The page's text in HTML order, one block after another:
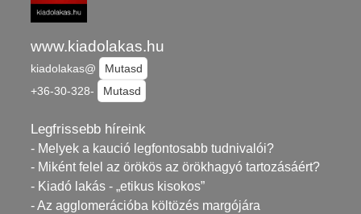
www.kiadolakas.hu
kiadolakas@
Mutasd
+36-30-328-
Mutasd
Legfrissebb híreink
- Melyek a kaució legfontosabb tudnivalói?
- Miként felel az örökös az örökhagyó tartozásáért?
- Kiadó lakás - „etikus kisokos”
- Az agglomerációba költözés margójára